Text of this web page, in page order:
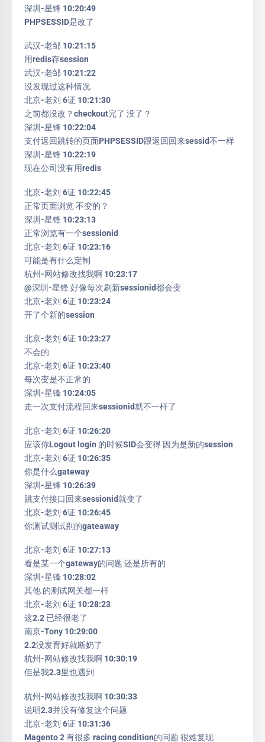
深圳-星锋 10:20:49
PHPSESSID是改了
武汉-老邹 10:21:15
用redis存session
武汉-老邹 10:21:22
没发现过这种情况
北京-老刘 6证 10:21:30
之前都没改？checkout完了 没了？
深圳-星锋 10:22:04
支付返回跳转的页面PHPSESSID跟返回回来sessid不一样
深圳-星锋 10:22:19
现在公司没有用redis
北京-老刘 6证 10:22:45
正常页面浏览 不变的？
深圳-星锋 10:23:13
正常浏览有一个sessionid
北京-老刘 6证 10:23:16
可能是有什么定制
杭州-网站修改找我啊 10:23:17
@深圳-星锋 好像每次刷新sessionid都会变
北京-老刘 6证 10:23:24
开了个新的session
北京-老刘 6证 10:23:27
不会的
北京-老刘 6证 10:23:40
每次变是不正常的
深圳-星锋 10:24:05
走一次支付流程回来sessionid就不一样了
北京-老刘 6证 10:26:20
应该你Logout login 的时候SID会变得 因为是新的session
北京-老刘 6证 10:26:35
你是什么gateway
深圳-星锋 10:26:39
跳支付接口回来sessionid就变了
北京-老刘 6证 10:26:45
你测试测试别的gateaway
北京-老刘 6证 10:27:13
看是某一个gateway的问题 还是所有的
深圳-星锋 10:28:02
其他 的测试网关都一样
北京-老刘 6证 10:28:23
这2.2 已经很老了
南京-Tony 10:29:00
2.2没发育好就断奶了
杭州-网站修改找我啊 10:30:19
但是我2.3里也遇到
杭州-网站修改找我啊 10:30:33
说明2.3并没有修复这个问题
北京-老刘 6证 10:31:36
Magento 2 有很多 racing condition的问题 很难复现